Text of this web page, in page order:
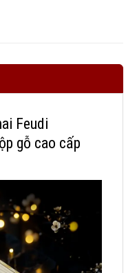
Feudi
gỗ cao cấp